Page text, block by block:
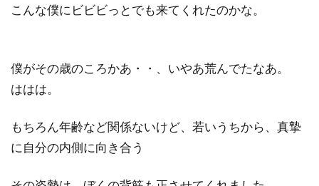
こんな僕にビビビっとでも来てくれたのかな。
僕がその歳のころかあ・・、いやあ荒んでたなあ。
ははは。
もちろん年齢など関係ないけど、若いうちから、真摯
に自分の内側に向き合う